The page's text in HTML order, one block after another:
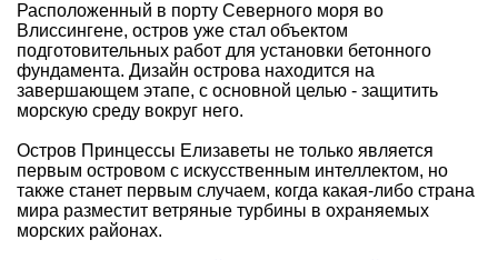
Расположенный в порту Северного моря во
Влиссингене, остров уже стал объектом
подготовительных работ для установки бетонного
фундамента. Дизайн острова находится на
завершающем этапе, с основной целью - защитить
морскую среду вокруг него.
Остров Принцессы Елизаветы не только является
первым островом с искусственным интеллектом, но
также станет первым случаем, когда какая-либо страна
мира разместит ветряные турбины в охраняемых
морских районах.